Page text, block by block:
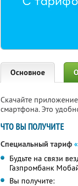
Основное
Скачайте
смартфона. Это
ЧТО ВЫ ПОЛУЧИТЕ
Специальный тариф
Будьте на связи
Газпромбанк
Вы получите: